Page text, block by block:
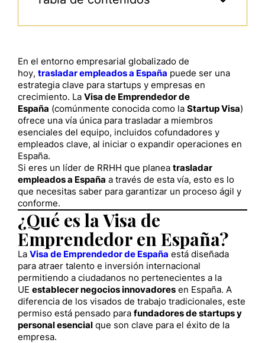
En el entorno empresarial globalizado de
hoy, trasladar empleados a España puede ser una
estrategia clave para startups y empresas en
crecimiento. La Visa de Emprendedor de
España (comúnmente conocida como la Startup Visa)
ofrece una vía única para trasladar a miembros
esenciales del equipo, incluidos cofundadores y
empleados clave, al iniciar o expandir operaciones en
España.
Si eres un líder de RRHH que planea trasladar
empleados a España a través de esta vía, esto es lo
que necesitas saber para garantizar un proceso ágil y
conforme.
¿Qué es la Visa de
Emprendedor en España?
La Visa de Emprendedor de España está diseñada
para atraer talento e inversión internacional
permitiendo a ciudadanos no pertenecientes a la
UE establecer negocios innovadores en España. A
diferencia de los visados de trabajo tradicionales, este
permiso está pensado para fundadores de startups y
personal esencial que son clave para el éxito de la
empresa.